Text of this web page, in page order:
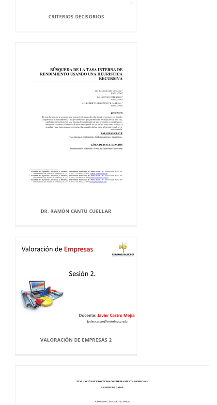
CRITERIOS DECISORIOS
DR. RAMÓN CANTÚ CUELLAR
VALORACIÓN DE EMPRESAS 2